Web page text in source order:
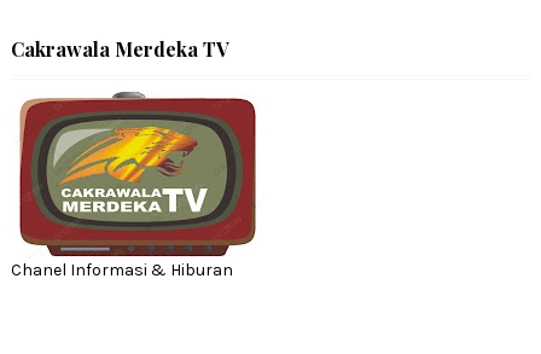
Cakrawala Merdeka TV
Chanel Informasi & Hiburan